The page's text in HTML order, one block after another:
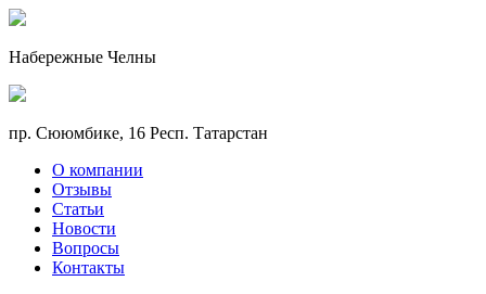
Набережные Челны
пр. Сююмбике, 16 Респ. Татарстан
О компании
Отзывы
Статьи
Новости
Вопросы
Контакты